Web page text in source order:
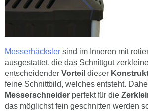
Messerhäcksler sind im Inneren mit
ausgestattet, die das Schnittgut
entscheidender Vorteil dieser
feine Schnittbild, welches entsteht.
Messerschneider perfekt für die
das möglichst fein geschnitten werden